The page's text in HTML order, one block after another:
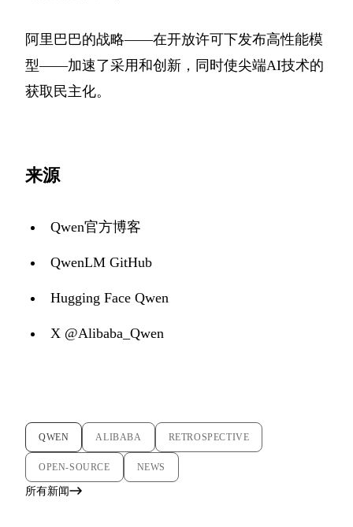
阿里巴巴的战略——在开放许可下发布高性能模
型——加速了采用和创新，同时使尖端AI技术的
获取民主化。
来源
Qwen官方博客
QwenLM GitHub
Hugging Face Qwen
X @Alibaba_Qwen
QWEN ALIBABA RETROSPECTIVE
OPEN-SOURCE NEWS
所有新闻